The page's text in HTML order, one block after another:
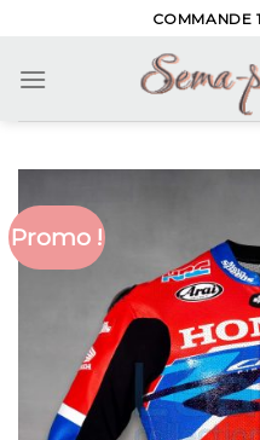
content
COMMANDE
Promo !